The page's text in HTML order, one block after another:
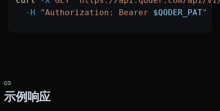
  -H
"Authorization: Bearer $QODER_PAT"
示例响应